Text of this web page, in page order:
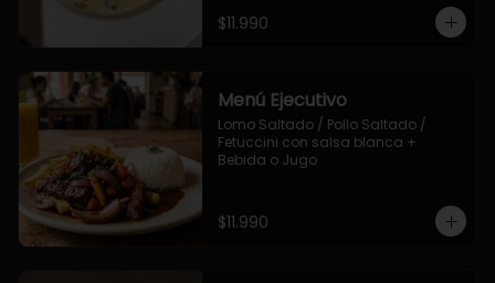
$11.990
Menú Ejecutivo
Lomo Saltado / Pollo Saltado /
Fetuccini con salsa blanca +
Bebida o Jugo
$11.990